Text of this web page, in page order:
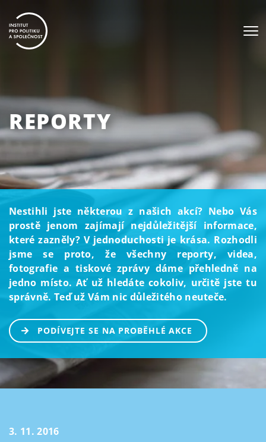
REPORTY
Nestihli jste některou z našich akcí? Nebo Vás
prostě jenom zajímají nejdůležitější informace,
které zazněly? V jednoduchosti je krása. Rozhodli
jsme se proto, že všechny reporty, videa,
fotografie a tiskové zprávy dáme přehledně na
jedno místo. Ať už hledáte cokoliv, určitě jste tu
správně. Teď už Vám nic důležitého neuteče.
PODÍVEJTE SE NA PROBĚHLÉ AKCE
3. 11. 2016